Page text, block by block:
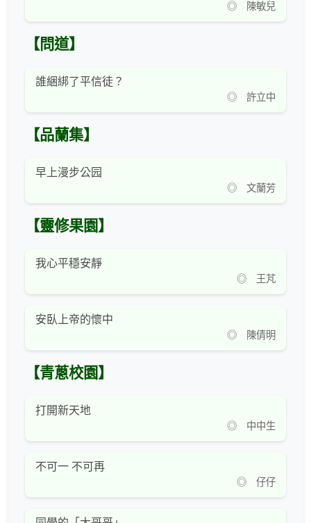
◎ 陳敏兒
【問道】
誰綑綁了平信徒？
◎ 許立中
【品蘭集】
早上漫步公园
◎ 文蘭芳
【靈修果園】
我心平穩安靜
◎ 王芃
安臥上帝的懷中
◎ 陳倩明
【青蔥校園】
打開新天地
◎ 中中生
不可一 不可再
◎ 仔仔